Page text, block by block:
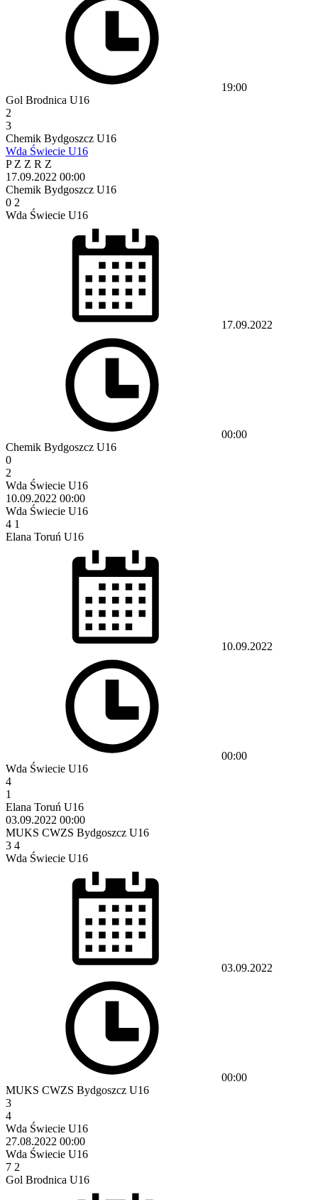
19:00
Gol Brodnica U16
2
3
Chemik Bydgoszcz U16
Wda Świecie U16
PZ Z R Z
17.09.2022 00:00
Chemik Bydgoszcz U16
0 2
Wda Świecie U16
17.09.2022
00:00
Chemik Bydgoszcz U16
0
2
Wda Świecie U16
10.09.2022 00:00
Wda Świecie U16
4 1
Elana Toruń U16
10.09.2022
00:00
Wda Świecie U16
4
1
Elana Toruń U16
03.09.2022 00:00
MUKS CWZS Bydgoszcz U16
3 4
Wda Świecie U16
03.09.2022
00:00
MUKS CWZS Bydgoszcz U16
3
4
Wda Świecie U16
27.08.2022 00:00
Wda Świecie U16
7 2
Gol Brodnica U16